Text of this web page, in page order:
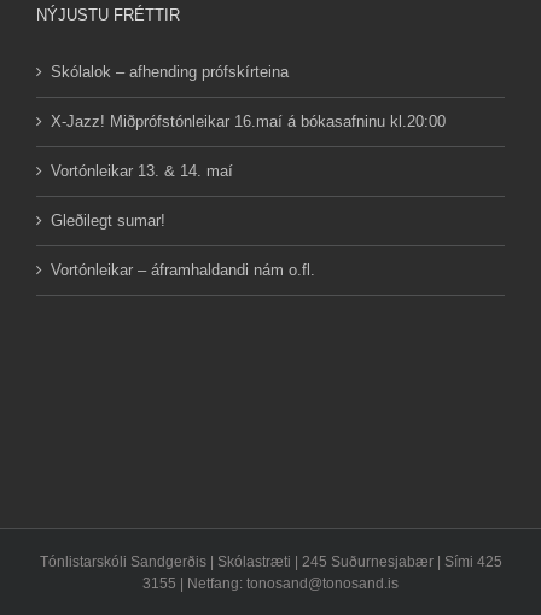
NÝJUSTU FRÉTTIR
Skólalok – afhending prófskírteina
X-Jazz! Miðprófstónleikar 16.maí á bókasafninu kl.20:00
Vortónleikar 13. & 14. maí
Gleðilegt sumar!
Vortónleikar – áframhaldandi nám o.fl.
Tónlistarskóli Sandgerðis | Skólastræti | 245 Suðurnesjabær | Sími 425
3155 | Netfang: tonosand@tonosand.is